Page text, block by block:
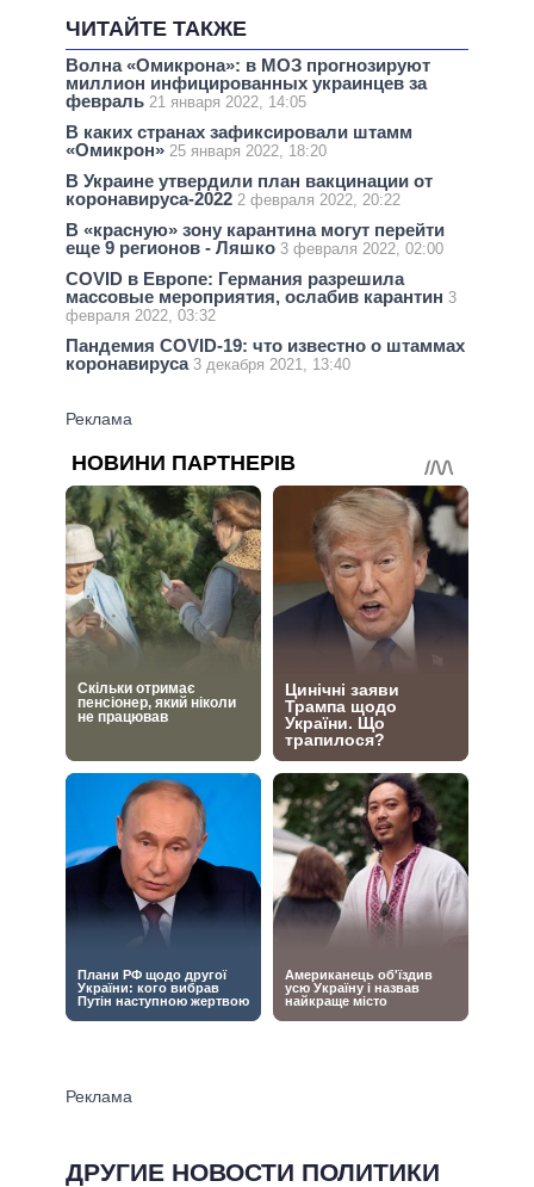
ЧИТАЙТЕ ТАКЖЕ
Волна «Омикрона»: в МОЗ прогнозируют
миллион инфицированных украинцев за
февраль 21 января 2022, 14:05
В каких странах зафиксировали штамм
«Омикрон» 25 января 2022, 18:20
В Украине утвердили план вакцинации от
коронавируса-2022 2 февраля 2022, 20:22
В «красную» зону карантина могут перейти
еще 9 регионов - Ляшко 3 февраля 2022, 02:00
COVID в Европе: Германия разрешила
массовые мероприятия, ослабив карантин 3
февраля 2022, 03:32
Пандемия COVID-19: что известно о штаммах
коронавируса 3 декабря 2021, 13:40
ДРУГИЕ НОВОСТИ ПОЛИТИКИ